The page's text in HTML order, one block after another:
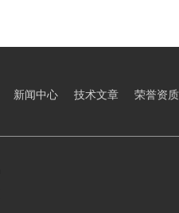
新闻中心 技术文章 荣誉资质